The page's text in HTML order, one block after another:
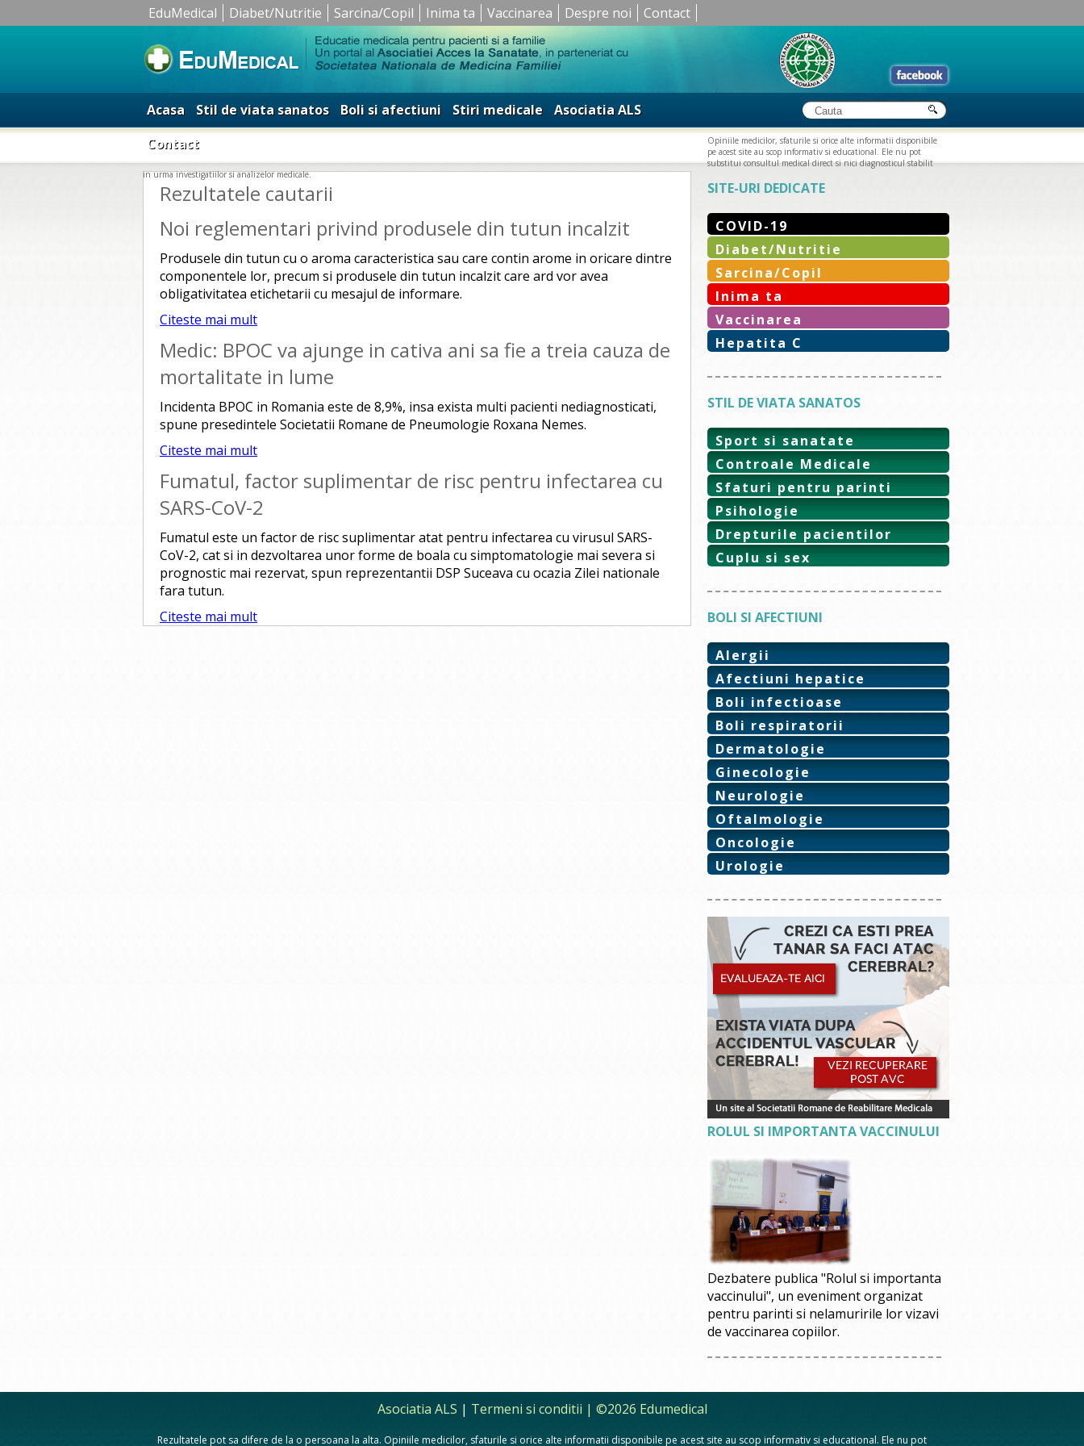
EduMedical Diabet/Nutritie Sarcina/Copil Inima ta Vaccinarea Despre noi Contact
Acasa Stil de viata sanatos Boli si afectiuni Stiri medicale
Asociatia ALS
Contact
Opiniile medicilor, sfaturile si orice alte informatii disponibile
pe acest site au scop informativ si educational. Ele nu pot
substitui consultul medical direct si nici diagnosticul stabilit
in urma investigatiilor si analizelor medicale.
Rezultatele cautarii
Noi reglementari privind produsele din tutun incalzit
Produsele din tutun cu o aroma caracteristica sau care contin arome in oricare dintre
componentele lor, precum si produsele din tutun incalzit care ard vor avea
obligativitatea etichetarii cu mesajul de informare.
Citeste mai mult
Medic: BPOC va ajunge in cativa ani sa fie a treia cauza de
mortalitate in lume
Incidenta BPOC in Romania este de 8,9%, insa exista multi pacienti nediagnosticati,
spune presedintele Societatii Romane de Pneumologie Roxana Nemes.
Citeste mai mult
Fumatul, factor suplimentar de risc pentru infectarea cu
SARS-CoV-2
Fumatul este un factor de risc suplimentar atat pentru infectarea cu virusul SARS-
CoV-2, cat si in dezvoltarea unor forme de boala cu simptomatologie mai severa si
prognostic mai rezervat, spun reprezentantii DSP Suceava cu ocazia Zilei nationale
fara tutun.
Citeste mai mult
SITE-URI DEDICATE
COVID-19
Diabet/Nutritie
Sarcina/Copil
Inima ta
Vaccinarea
Hepatita C
STIL DE VIATA SANATOS
Sport si sanatate
Controale Medicale
Sfaturi pentru parinti
Psihologie
Drepturile pacientilor
Cuplu si sex
BOLI SI AFECTIUNI
Alergii
Afectiuni hepatice
Boli infectioase
Boli respiratorii
Dermatologie
Ginecologie
Neurologie
Oftalmologie
Oncologie
Urologie
ROLUL SI IMPORTANTA VACCINULUI
Dezbatere publica "Rolul si importanta
vaccinului", un eveniment organizat
pentru parinti si nelamuririle lor vizavi
de vaccinarea copiilor.
Asociatia ALS | Termeni si conditii | ©2026 Edumedical
Rezultatele pot sa difere de la o persoana la alta. Opiniile medicilor, sfaturile si orice alte informatii disponibile pe acest site au scop informativ si educational. Ele nu pot